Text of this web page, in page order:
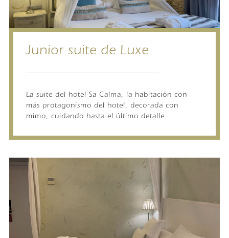
Junior suite de Luxe
La suite del hotel Sa Calma, la habitación con
más protagonismo del hotel, decorada con
mimo, cuidando hasta el último detalle.